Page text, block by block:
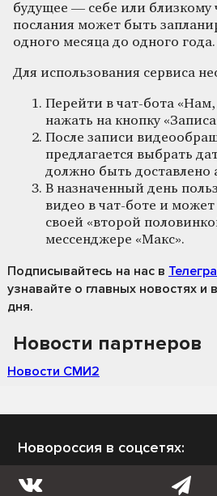
будущее — себе или близкому
послания может быть
одного месяца до одного года.
Для использования сервиса
Перейти в чат-бота
нажать на кнопку
После записи
предлагается выбрать
должно быть доставлено
В назначенный день
видео в чат-боте и
своей «второй
мессенджере «Макс».
Подписывайтесь на нас в
узнавайте о главных новостях
дня.
Новости партнеров
Новости СМИ2
Новороссия в соцсетях: